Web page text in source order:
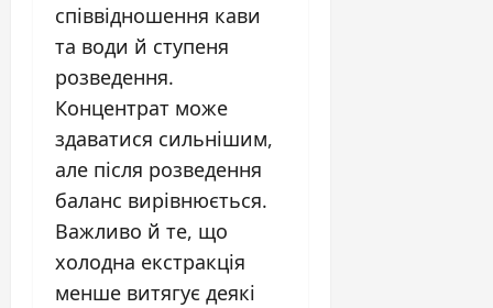
співвідношення кави
та води й ступеня
розведення.
Концентрат може
здаватися сильнішим,
але після розведення
баланс вирівнюється.
Важливо й те, що
холодна екстракція
менше витягує деякі